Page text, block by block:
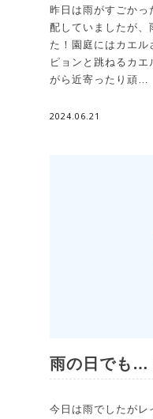
昨日は雨がすごか
配していましたが、
た！園庭にはカエル
ピョンと跳ねるカ
がら近寄ったり頑…
2024.06.21
雨の日でも…
今日は雨でしたがレ